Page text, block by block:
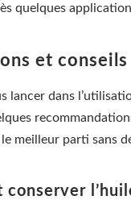
quelques
et
lancer dans
meilleur parti sans
conserver